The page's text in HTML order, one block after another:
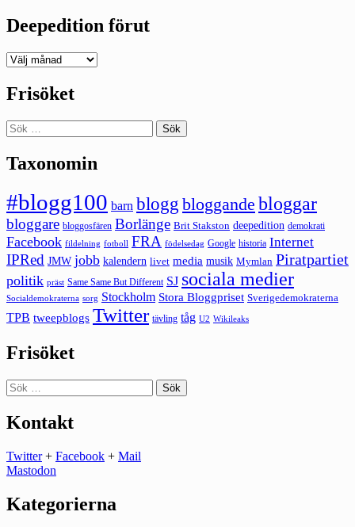
Deepedition förut
Deepedition
Frisöket
Sök
efter:
Taxonomin
#blogg100 barn blogg bloggande bloggar
bloggare bloggosfären Borlänge Brit Stakston deepedition demokrati
Facebook fildelning fotboll FRA födelsedag Google historia Internet
IPRed JMW jobb kalendern livet media musik Mymlan Piratpartiet
politik präst Same Same But Different SJ sociala medier
Socialdemokraterna sorg Stockholm Stora Bloggpriset Sverigedemokraterna
TPB tweepblogs Twitter tävling tåg U2 Wikileaks
Frisöket
Sök
efter:
Kontakt
Twitter+ Facebook + Mail
Mastodon
Kategorierna